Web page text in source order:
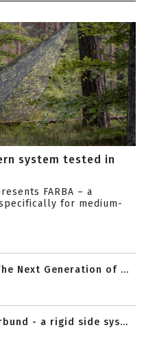
system tested in
FARBA – a
for medium-
Next Generation of ...
- a rigid side sys...